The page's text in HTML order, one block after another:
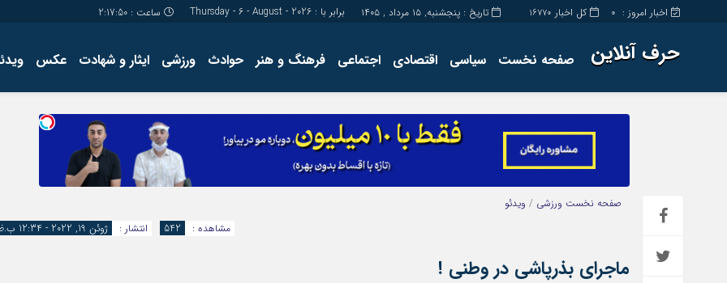
کل اخبار 16770 اخبار امروز : 0 تاریخ : پنجشنبه, ۱۵ مرداد , ۱۴۰۵ برابر با : Thursday - 6 - August - 2026 ساعت : 2:17:51
حرف آنلاین صفحه نخست سیاسی اقتصادی اجتماعی فرهنگ و هنر حوادث ورزشی ایثار و شهادت عکس
کارگاه
تولید
مجله ای
صفحه نخست ورزشی / ویدئو
انتشار :
ژوئن 19, 2022 - 12:34 ب.ظ مشاهده : 542
ماجرای بذرپاشی در وطنی !